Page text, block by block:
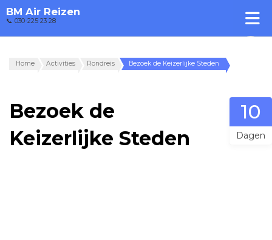
BM Air Reizen
📞 030-225 23 28
Home Activities Rondreis Bezoek de Keizerlijke Steden
Bezoek de
Keizerlijke Steden
10
Dagen